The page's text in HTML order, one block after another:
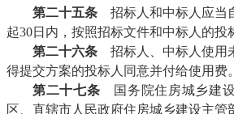
第二十五条 招标人和中标人应当
起30日内，按照招标文件和中标人的投
第二十六条 招标人、中标人使用
得提交方案的投标人同意并付给使用费。
第二十七条 国务院住房城乡建
区、直辖市人民政府住房城乡建设主管